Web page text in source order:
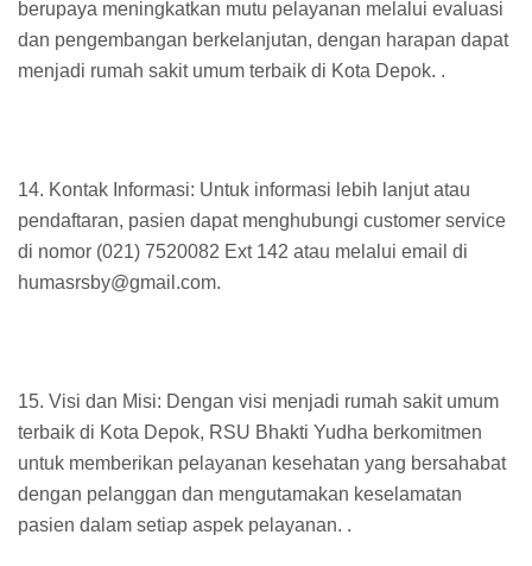
berupaya meningkatkan mutu pelayanan melalui evaluasi
dan pengembangan berkelanjutan, dengan harapan dapat
menjadi rumah sakit umum terbaik di Kota Depok. .
14. Kontak Informasi: Untuk informasi lebih lanjut atau
pendaftaran, pasien dapat menghubungi customer service
di nomor (021) 7520082 Ext 142 atau melalui email di
humasrsby@gmail.com.
15. Visi dan Misi: Dengan visi menjadi rumah sakit umum
terbaik di Kota Depok, RSU Bhakti Yudha berkomitmen
untuk memberikan pelayanan kesehatan yang bersahabat
dengan pelanggan dan mengutamakan keselamatan
pasien dalam setiap aspek pelayanan. .